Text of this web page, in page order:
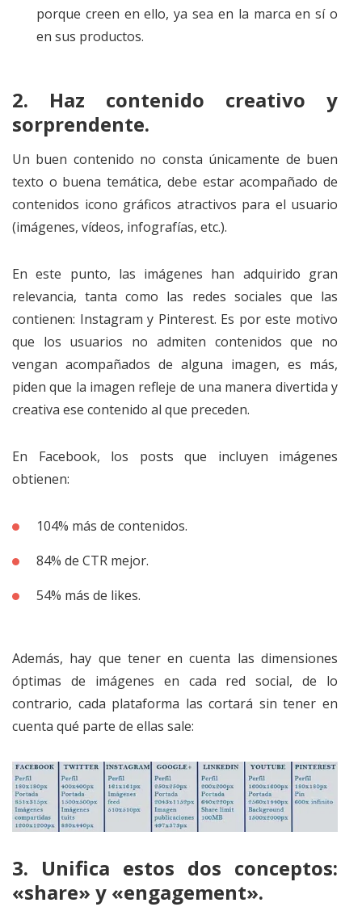
porque creen en ello, ya sea en la marca en sí o
en sus productos.
2. Haz contenido creativo y
sorprendente.
Un buen contenido no consta únicamente de buen
texto o buena temática, debe estar acompañado de
contenidos icono gráficos atractivos para el usuario
(imágenes, vídeos, infografías, etc.).
En este punto, las imágenes han adquirido gran
relevancia, tanta como las redes sociales que las
contienen: Instagram y Pinterest. Es por este motivo
que los usuarios no admiten contenidos que no
vengan acompañados de alguna imagen, es más,
piden que la imagen refleje de una manera divertida y
creativa ese contenido al que preceden.
En Facebook, los posts que incluyen imágenes
obtienen:
104% más de contenidos.
84% de CTR mejor.
54% más de likes.
Además, hay que tener en cuenta las dimensiones
óptimas de imágenes en cada red social, de lo
contrario, cada plataforma las cortará sin tener en
cuenta qué parte de ellas sale:
3. Unifica estos dos conceptos:
«share» y «engagement».